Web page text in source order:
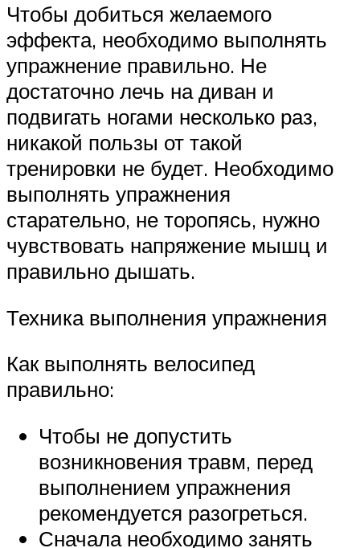
Чтобы добиться желаемого
эффекта, необходимо выполнять
упражнение правильно. Не
достаточно лечь на диван и
подвигать ногами несколько раз,
никакой пользы от такой
тренировки не будет. Необходимо
выполнять упражнения
старательно, не торопясь, нужно
чувствовать напряжение мышц и
правильно дышать.
Техника выполнения упражнения
Как выполнять велосипед
правильно:
Чтобы не допустить
возникновения травм, перед
выполнением упражнения
рекомендуется разогреться.
Сначала необходимо занять